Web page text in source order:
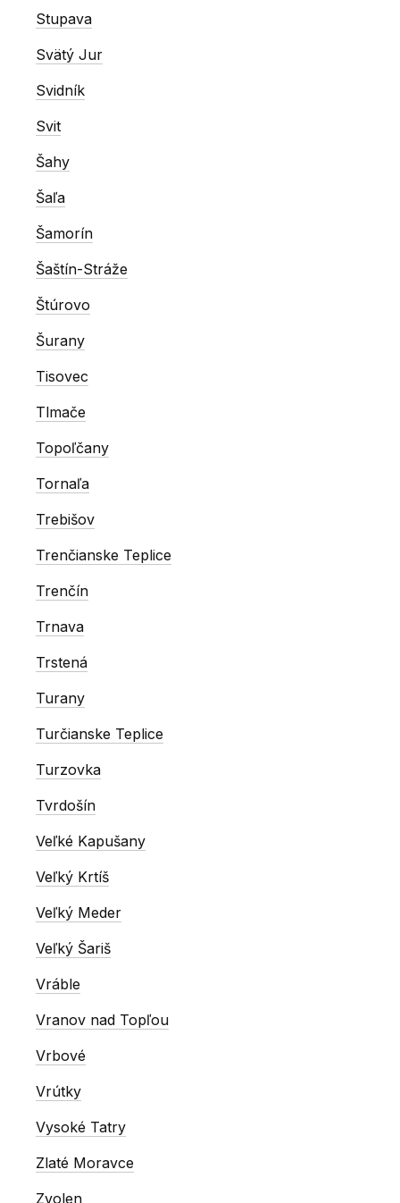
Stupava
Svätý Jur
Svidník
Svit
Šahy
Šaľa
Šamorín
Šaštín-Stráže
Štúrovo
Šurany
Tisovec
Tlmače
Topoľčany
Tornaľa
Trebišov
Trenčianske Teplice
Trenčín
Trnava
Trstená
Turany
Turčianske Teplice
Turzovka
Tvrdošín
Veľké Kapušany
Veľký Krtíš
Veľký Meder
Veľký Šariš
Vráble
Vranov nad Topľou
Vrbové
Vrútky
Vysoké Tatry
Zlaté Moravce
Zvolen